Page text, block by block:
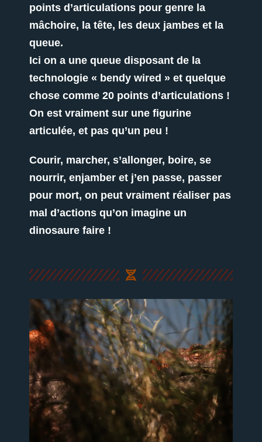
points d’articulations pour genre la
mâchoire, la tête, les deux jambes et la
queue.
Ici on a une queue disposant de la
technologie « bendy wired » et quelque
chose comme 20 points d’articulations !
On est vraiment sur une figurine
articulée, et pas qu’un peu !
Courir, marcher, s’allonger, boire, se
nourrir, enjamber et j’en passe, passer
pour mort, on peut vraiment réaliser pas
mal d’actions qu’on imagine un
dinosaure faire !